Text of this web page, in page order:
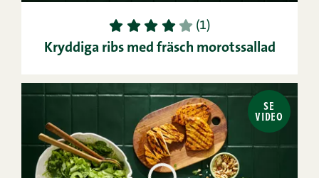
1 2 3 4 5 (1)
Kryddiga ribs med fräsch morotssallad
SE
VIDEO